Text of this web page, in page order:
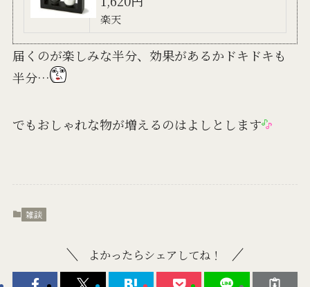
楽天
届くのが楽しみな半分、効果があるかドキドキも
半分…
でもおしゃれな物が増えるのはよしとします
雑談
よかったらシェアしてね！